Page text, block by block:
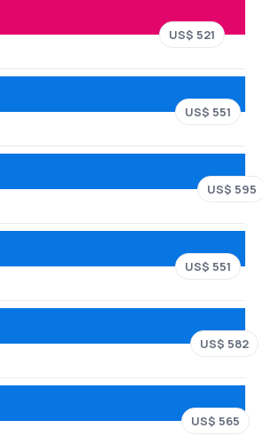
US$ 521
US$ 551
US$ 595
US$ 551
US$ 582
US$ 565